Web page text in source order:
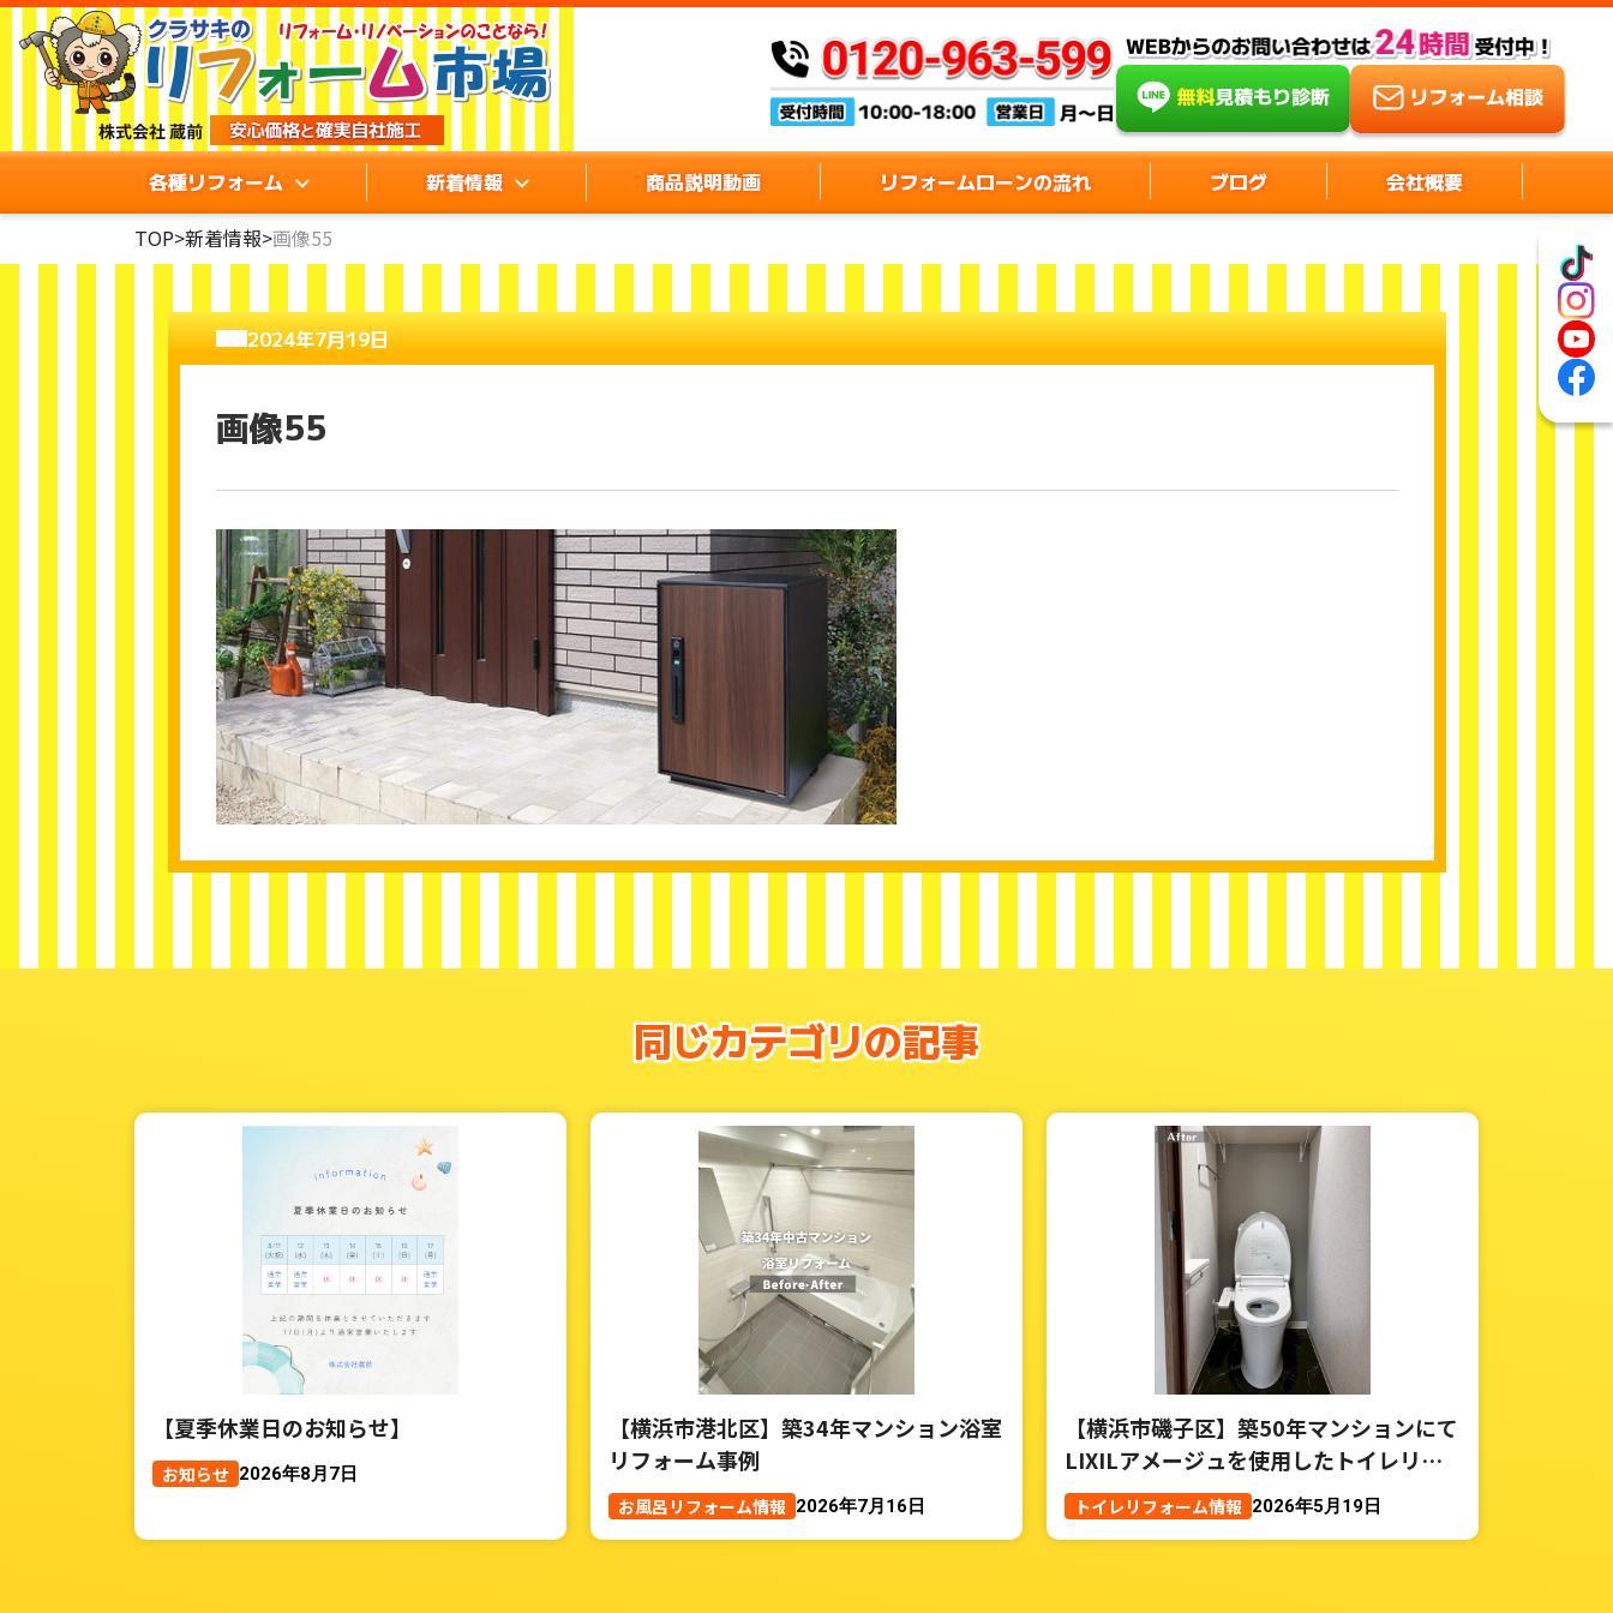
各種リフォーム 新着情報 商品説明動画 リフォームローンの流れ ブログ
会社概要
TOP>新着情報>画像55
2024年7月19日
画像55
同じカテゴリの記事
【夏季休業日のお知らせ】
お知らせ 2026年8月7日
【横浜市港北区】築34年マンション浴室
リフォーム事例
お風呂リフォーム情報 2026年7月16日
【横浜市磯子区】築50年マンションにて
LIXILアメージュを使用したトイレリフ
ォーム事例
トイレリフォーム情報 2026年5月19日